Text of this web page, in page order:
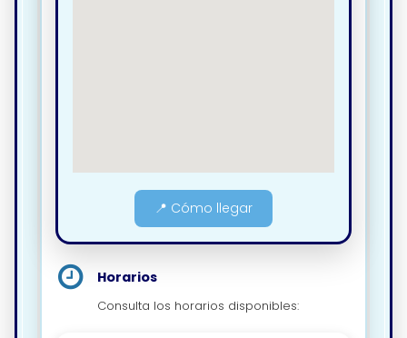
📍 Cómo llegar
Horarios
Consulta los horarios disponibles: